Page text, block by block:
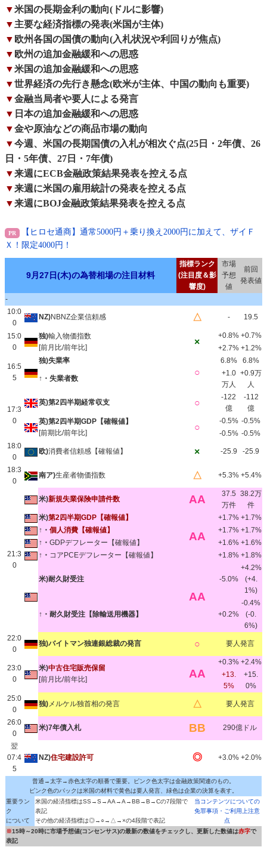
▼米国の長期金利の動向(ドルに影響)
▼主要な経済指標の発表(米国が主体)
▼ 欧州各国の国債の動向(入札状況や利回りが焦点)
▼ 欧州の追加金融緩和への思惑
▼米国の追加金融緩和への思惑
▼世界経済の先行き懸念(欧米が主体、中国の動向も重要)
▼金融当局者や要人による発言
▼ 日本の追加金融緩和への思惑
▼金や原油などの商品市場の動向
▼今週、米国の長期国債の入札が相次ぐ点(25日・2年債、26
日・5年債、27日・7年債)
▼来週にECB金融政策結果発表を控える点
▼来週に米国の雇用統計の発表を控える点
▼来週にBOJ金融政策結果発表を控える点
【ヒロセ通商】通常5000円＋乗り換え2000円に加えて、ザイＦ
Ｘ！限定4000円！
9月27日(木)の為替相場の注目材料
指標ランク
(注目度＆影
響度)
市場
予想
値
前回
発表値
-
10:0
0
NZ)NBNZ企業信頼感 △ - 19.5
15:0
0
独)輸入物価指数
[前月比/前年比]
×
+0.8% +0.7%
+2.7% +1.2%
16:5
5
独)失業率
○
6.8% 6.8%
↑・失業者数
+1.0
万人
+0.9万
人
17:3
0
英)第2四半期経常収支 ○
-122
億
-112
億
英)第2四半期GDP【確報値】
[前期比/前年比]
○
-0.5% -0.5%
-0.5% -0.5%
18:0
0
欧)消費者信頼感【確報値】 × -25.9 -25.9
18:3
0
南ア)生産者物価指数 △ +5.3% +5.4%
21:3
0
米)新規失業保険申請件数 AA
37.5
万件
38.2万
件
米)第2四半期GDP【確報値】
AA
+1.7% +1.7%
↑・ 個人消費【確報値】 +1.7% +1.7%
↑・ GDPデフレーター【確報値】 +1.6% +1.6%
↑・ コアPCEデフレーター【確報値】 +1.8% +1.8%
米)耐久財受注
AA
-5.0%
+4.2%
(+4.
1%)
↑・耐久財受注【除輸送用機器】 +0.2%
-0.4%
(-0.
6%)
22:0
0
独)バイトマン独連銀総裁の発言 ○ 要人発言
23:0
0
米)中古住宅販売保留
[前月比/前年比]
AA
+0.3% +2.4%
+13.
5%
+15.
0%
25:0
0
独)メルケル独首相の発言 △ 要人発言
26:0
0
米)7年債入札 BB 290億ドル
翌
07:4
5
NZ)住宅建設許可 ◎ +3.0% +2.0%
普通→太字→赤色太字の順番で重要。ピンク色太字は金融政策関連のもの。
ピンク色のバックは米国の材料で黄色は要人発言、緑色は企業の決算を表す。
重要ラン
ク
について
米国の経済指標はSS→S→AA→A→BB→B→Cの7段階で
表記
その他の経済指標は◎→○→△→×の4段階で表記
当コンテンツについての
免罪事項・ご利用上注意
点
※15時～20時に市場予想値(コンセンサス)の最新の数値をチェックし、更新した数値は赤字で
表記